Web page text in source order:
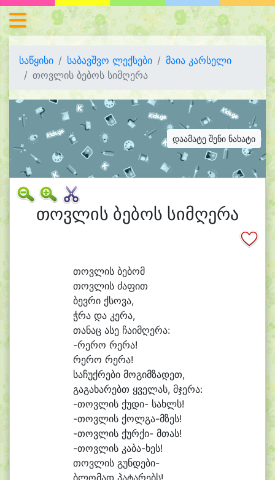
საწყისი საბავშვო ლექსები
მაია კარსელი
თოვლის ბებოს სიმღერა
დაამატე შენი ნახატი
თოვლის ბებოს სიმღერა
თოვლის ბებომ
თოვლის ძაფით
ბევრი ქსოვა,
ჭრა და კერა,
თანაც ასე ჩაიმღერა:
-რერო რერა!
რერო რერა!
საჩუქრები მოგიმზადეთ,
გაგახარებთ ყველას, მჯერა:
-თოვლის ქუდი- სახლს!
-თოვლის ქოლგა-მზეს!
-თოვლის ქურქი- მთას!
-თოვლის კაბა-ხეს!
თოვლის გუნდები-
ბლომად პატარებს!